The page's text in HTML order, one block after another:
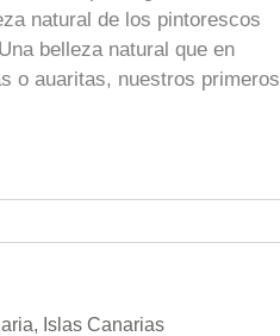
natural de los pintorescos
belleza natural que en
o auaritas, nuestros primeros
, Islas Canarias